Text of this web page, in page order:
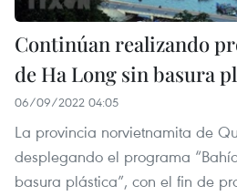
Continúan realizando
de Ha Long sin basura
06/09/2022 04:05
La provincia norvietnamita de
desplegando el programa
basura plástica”, con el fin de